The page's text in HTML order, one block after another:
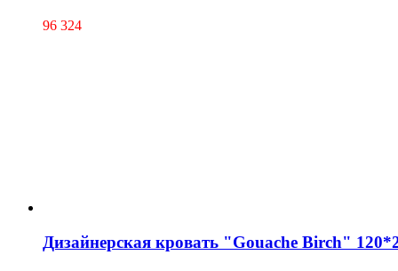
96 324
Дизайнерская кровать "Gouache Birch"